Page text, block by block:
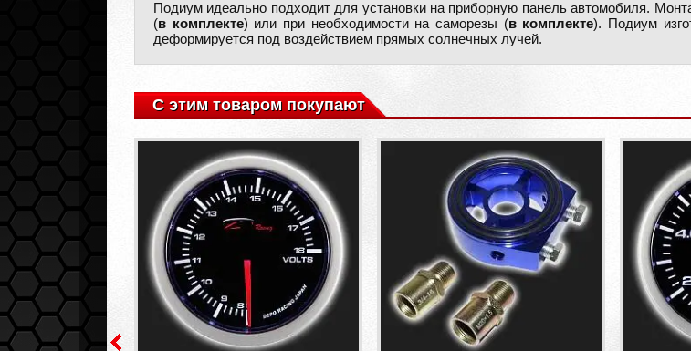
Подиум идеально подходит для установки на приборную панель автомобиля.
(в комплекте) или при необходимости на саморезы (в комплекте). Подиум
деформируется под воздействием прямых солнечных лучей.
С этим товаром покупают